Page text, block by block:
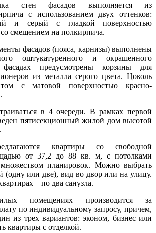
стен фасадов выполняется из
с использованием двух оттенков:
и серый с гладкой поверхностью
смещением на полкирпича.
фасадов (пояса, карнизы) выполнены
оштукатуренного и окрашенного
предусмотрены корзины для
из металла серого цвета. Цоколь
с матовой поверхностью красно-
в 4 очереди. В рамках первой
пятисекционный жилой дом высотой
квартиры со свободной
от 37,2 до 88 кв. м, с потолками
планировок. Можно выбрать
(одну или две), вид во двор или на улицу.
– по два санузла.
помещениях производится за
по индивидуальному запросу, причем,
из трех вариантов: эконом, бизнес или
квартиры с отделкой.